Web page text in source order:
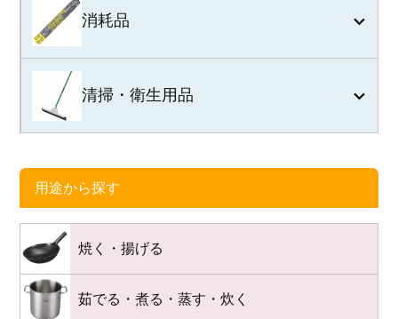
消耗品
清掃・衛生用品
用途から探す
焼く・揚げる
茹でる・煮る・蒸す・炊く